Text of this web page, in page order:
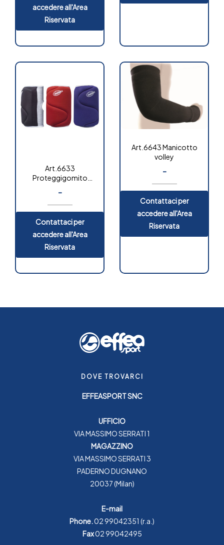
accedere all'Area
Riservata
Art.6633
Proteggigomito
-
Contattaci per
accedere all'Area
Riservata
Art.6643 Manicotto
volley
-
Contattaci per
accedere all'Area
Riservata
DOVE TROVARCI
EFFEASPORT SNC
UFFICIO
VIA MASSIMO SERRATI 1
MAGAZZINO
VIA MASSIMO SERRATI 3
PADERNO DUGNANO
20037 (Milan)
E-mail
Phone.02 99042351 (r.a.)
Fax02 99042495